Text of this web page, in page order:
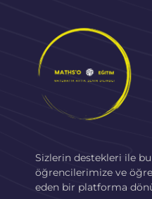
Sizlerin destekleri ile
öğrencilerimize ve
eden bir platforma